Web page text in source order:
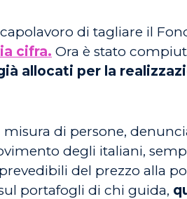
di tagliare il
cifra. Ora è stato
allocati per la
di persone,
degli italiani,
del prezzo alla
portafogli di chi guida,